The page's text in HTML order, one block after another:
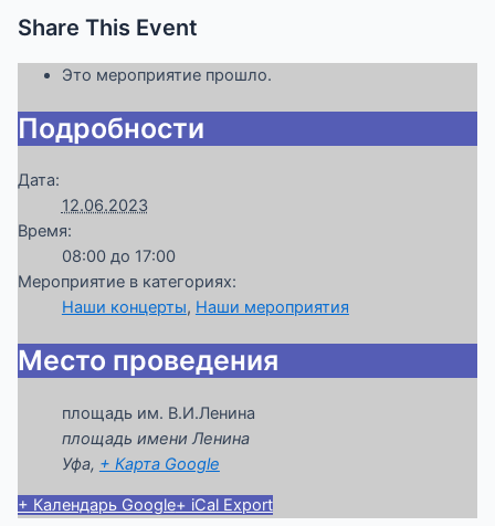
Share This Event
Это мероприятие прошло.
Подробности
Дата:
12.06.2023
Время:
08:00 до 17:00
Мероприятие в категориях:
Наши концерты, Наши мероприятия
Место проведения
площадь им. В.И.Ленина
площадь имени Ленина
Уфа, + Карта Google
+ Календарь Google+ iCal Export